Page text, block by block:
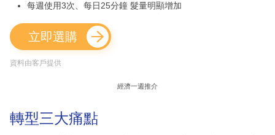
每週使用3次、每日25分鐘 髮量明顯增加
立即選購
資料由客戶提供
經濟一週推介
轉型三大痛點